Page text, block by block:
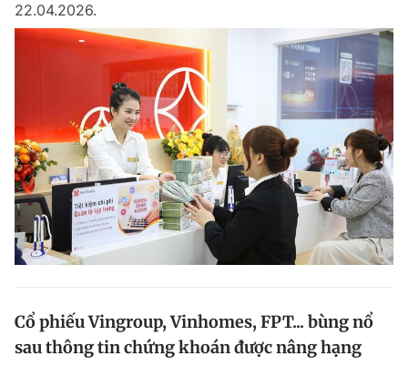
22.04.2026.
Cổ phiếu Vingroup, Vinhomes, FPT... bùng nổ
sau thông tin chứng khoán được nâng hạng